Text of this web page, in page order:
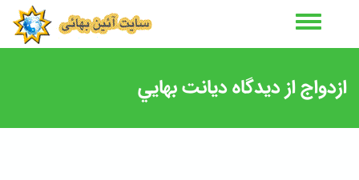
ازدواج از ديدگاه ديانت بهايي